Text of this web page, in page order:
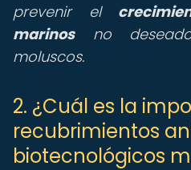
prevenir el
marinosno
moluscos.
2. ¿Cuál es la
recubrimientos
biotecnológicos